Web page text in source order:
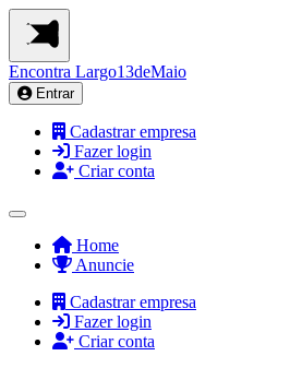
Encontra Largo13deMaio
Entrar
Cadastrar empresa
Fazer login
Criar conta
Home
Anuncie
Cadastrar empresa
Fazer login
Criar conta